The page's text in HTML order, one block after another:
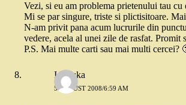
Vezi, si eu am problema prietenului tau cu
Mi se par singure, triste si plictisitoare. Mai
N-am privit pana acum lucrurile din
vedere, acela al unei zile de rasfat. Promit
P.S. Mai multe carti sau mai multi cercei?
Ionouka
5 AUGUST 2008/6:59 AM